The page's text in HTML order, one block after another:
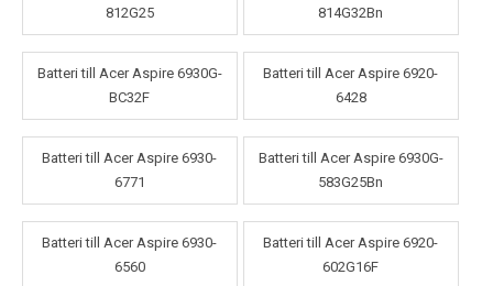
812G25
814G32Bn
Batteri till Acer Aspire 6930G-
BC32F
Batteri till Acer Aspire 6920-
6428
Batteri till Acer Aspire 6930-
6771
Batteri till Acer Aspire 6930G-
583G25Bn
Batteri till Acer Aspire 6930-
6560
Batteri till Acer Aspire 6920-
602G16F